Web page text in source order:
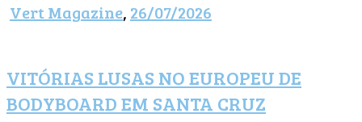
Vert Magazine, 26/07/2026
VITÓRIAS LUSAS NO EUROPEU DE
BODYBOARD EM SANTA CRUZ